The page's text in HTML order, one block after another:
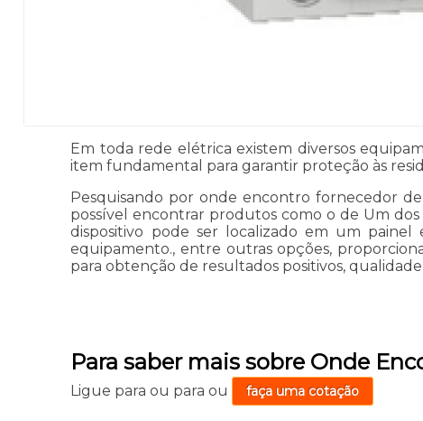
Em toda rede elétrica existem diversos
item fundamental para garantir proteção às
Pesquisando por onde encontro fornecedor
possível encontrar produtos como o de Um
dispositivo pode ser localizado em um
equipamento., entre outras opções,
para obtenção de resultados positivos,
Para saber mais sobre Onde
Ligue paraou paraou faça uma cotação